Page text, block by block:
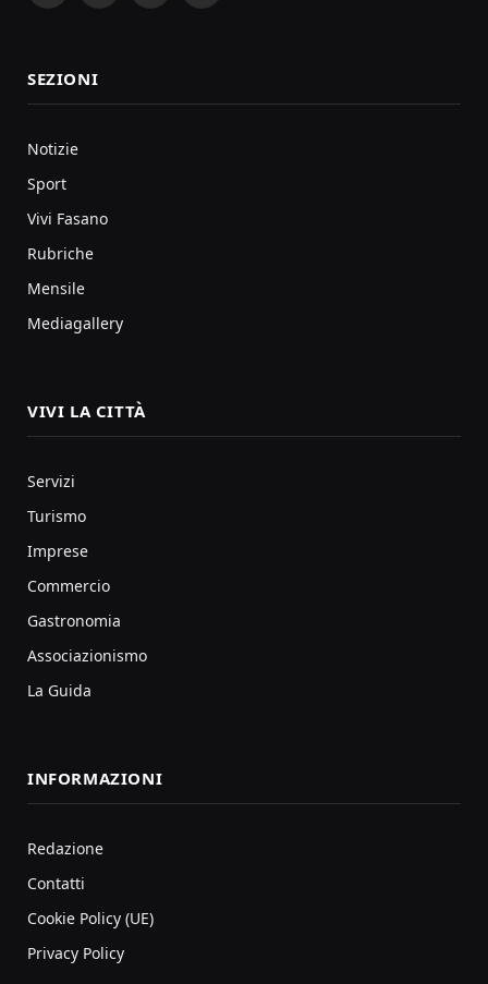
SEZIONI
Notizie
Sport
Vivi Fasano
Rubriche
Mensile
Mediagallery
VIVI LA CITTÀ
Servizi
Turismo
Imprese
Commercio
Gastronomia
Associazionismo
La Guida
INFORMAZIONI
Redazione
Contatti
Cookie Policy (UE)
Privacy Policy